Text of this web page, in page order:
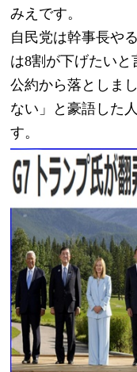
みえです。
自民党は幹事長や
は8割が下げたい
公約から落としま
ない」と豪語した
す。